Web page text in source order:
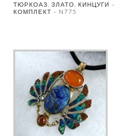
ТЮРКОАЗ, ЗЛАТО, КИНЦУГИ –
КОМПЛЕКТ – N775